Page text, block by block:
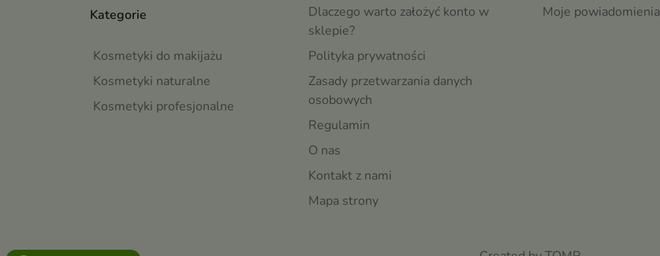
Dlaczego warto założyć konto w
sklepie?
Polityka prywatności
Zasady przetwarzania danych
osobowych
Regulamin
O nas
Kontakt z nami
Mapa strony
Kategorie
Kosmetyki do makijażu
Kosmetyki naturalne
Kosmetyki profesjonalne
Moje powiadomienia